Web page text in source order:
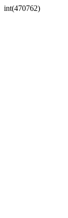
int(470762)